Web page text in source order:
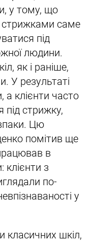
у тому, що
стрижками саме
під
людини.
як і раніше,
У результаті
а клієнти часто
під стрижку,
Цю
помітив ще
в
клієнти з
по-
у
шкіл,